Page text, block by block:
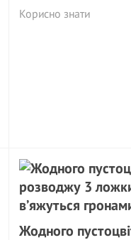
Корисно знати
Жодного